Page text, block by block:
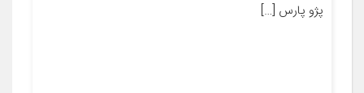
پژو پارس […]